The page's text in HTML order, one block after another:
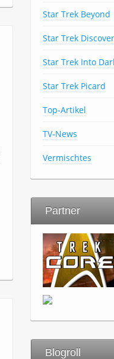
Star Trek Beyond
Star Trek
Star Trek Into
Star Trek Picard
Top-Artikel
TV-News
Vermischtes
Partner
Blogroll